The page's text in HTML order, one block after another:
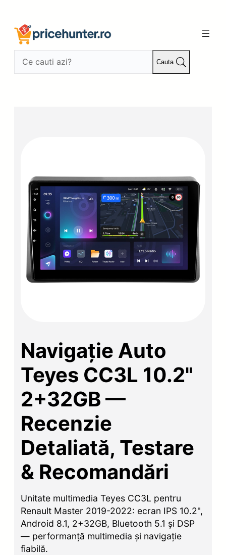
conținut
Cauta
Navigație Auto
Teyes CC3L 10.2"
2+32GB —
Recenzie
Detaliată, Testare
& Recomandări
Unitate multimedia Teyes CC3L pentru
Renault Master 2019-2022: ecran IPS 10.2",
Android 8.1, 2+32GB, Bluetooth 5.1 și DSP
— performanță multimedia și navigație
fiabilă.